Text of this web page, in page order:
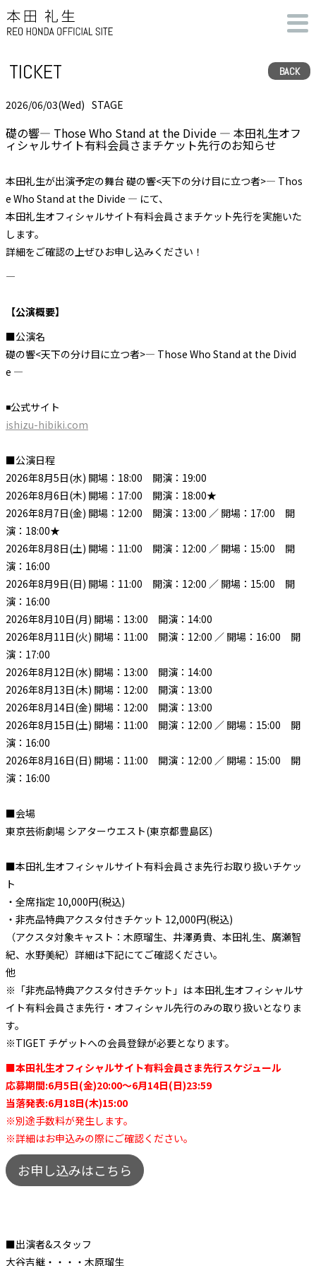
TICKET BACK
2026/06/03(Wed) STAGE
礎の響― Those Who Stand at the Divide ― 本田礼生オフ
ィシャルサイト有料会員さまチケット先行のお知らせ
本田礼生が出演予定の舞台 礎の響<天下の分け目に立つ者>― Thos
e Who Stand at the Divide ― にて、
本田礼生オフィシャルサイト有料会員さまチケット先行を実施いた
します。
詳細をご確認の上ぜひお申し込みください！
――――――――――――――――――――――――――――――――――――――――
【公演概要】
■公演名
礎の響<天下の分け目に立つ者>― Those Who Stand at the Divid
e ―
◾公式サイト
ishizu-hibiki.com
■公演日程
2026年8月5日(水) 開場：18:00 開演：19:00
2026年8月6日(木) 開場：17:00 開演：18:00★
2026年8月7日(金) 開場：12:00 開演：13:00 ／ 開場：17:00 開
演：18:00★
2026年8月8日(土) 開場：11:00 開演：12:00 ／ 開場：15:00 開
演：16:00
2026年8月9日(日) 開場：11:00 開演：12:00 ／ 開場：15:00 開
演：16:00
2026年8月10日(月) 開場：13:00 開演：14:00
2026年8月11日(火) 開場：11:00 開演：12:00 ／ 開場：16:00 開
演：17:00
2026年8月12日(水) 開場：13:00 開演：14:00
2026年8月13日(木) 開場：12:00 開演：13:00
2026年8月14日(金) 開場：12:00 開演：13:00
2026年8月15日(土) 開場：11:00 開演：12:00 ／ 開場：15:00 開
演：16:00
2026年8月16日(日) 開場：11:00 開演：12:00 ／ 開場：15:00 開
演：16:00
■会場
東京芸術劇場 シアターウエスト(東京都豊島区)
■本田礼生オフィシャルサイト有料会員さま先行お取り扱いチケッ
ト
・全席指定 10,000円(税込)
・非売品特典アクスタ付きチケット 12,000円(税込)
（アクスタ対象キャスト：⽊原瑠⽣、井澤勇貴、本⽥礼⽣、廣瀬智
紀、⽔野美紀）詳細は下記にてご確認ください。
他
※「⾮売品特典アクスタ付きチケット」は 本田礼生オフィシャルサ
イト有料会員さま先⾏・オフィシャル先⾏のみの取り扱いとなりま
す。
※TIGET チゲットへの会員登録が必要となります。
■本田礼生オフィシャルサイト有料会員さま先行スケジュール
応募期間:6月5日(金)20:00〜6月14日(日)23:59
当落発表:6月18日(木)15:00
※別途手数料が発生します。
※詳細はお申込みの際にご確認ください。
お申し込みはこちら
■出演者&スタッフ
⼤⾕吉継・・・・⽊原瑠⽣